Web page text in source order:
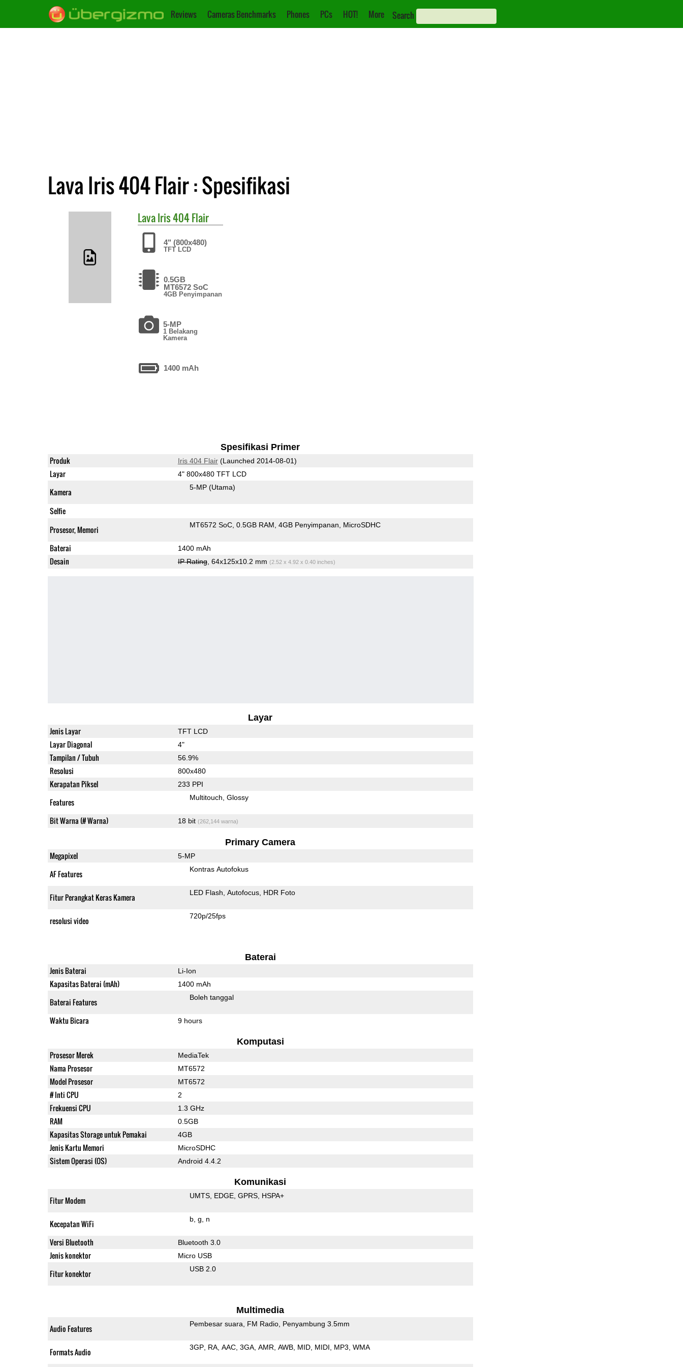
Reviews Cameras Benchmarks Phones PCs HOT! More Search
Lava Iris 404 Flair : Spesifikasi
LavaIris 404 Flair
4" (800x480)
TFT LCD
0.5GB
MT6572 SoC
4GB Penyimpanan
5-MP
1 Belakang
Kamera
1400 mAh
Spesifikasi Primer
Produk Iris 404 Flair(Launched 2014-08-01)
Layar 4" 800x480 TFT LCD
Kamera 5-MP (Utama)
Selfie
Prosesor, Memori
MT6572 SoC 0.5GB RAM 4GB Penyimpanan MicroSDHC
Baterai 1400 mAh
Desain IP Rating, 64x125x10.2 mm (2.52 x 4.92 x 0.40 inches)
Layar
Jenis Layar TFT LCD
Layar Diagonal 4"
Tampilan / Tubuh 56.9%
Resolusi 800x480
Kerapatan Piksel 233 PPI
Features Multitouch Glossy
Bit Warna (# Warna) 18 bit (262,144 warna)
Primary Camera
Megapixel 5-MP
AF Features Kontras Autofokus
Fitur Perangkat Keras Kamera LED Flash Autofocus HDR Foto
resolusi video 720p/25fps
Baterai
Jenis Baterai Li-Ion
Kapasitas Baterai (mAh) 1400 mAh
Baterai Features Boleh tanggal
Waktu Bicara 9 hours
Komputasi
Prosesor Merek MediaTek
Nama Prosesor MT6572
Model Prosesor MT6572
# Inti CPU 2
Frekuensi CPU 1.3 GHz
RAM 0.5GB
Kapasitas Storage untuk Pemakai 4GB
Jenis Kartu Memori MicroSDHC
Sistem Operasi (OS) Android 4.4.2
Komunikasi
Fitur Modem UMTS EDGE GPRS HSPA+
Kecepatan WiFi b g n
Versi Bluetooth Bluetooth 3.0
Jenis konektor Micro USB
Fitur konektor USB 2.0
Multimedia
Audio Features Pembesar suara FM Radio Penyambung 3.5mm
Formats Audio 3GP RA AAC 3GA AMR AWB MID MIDI MP3 WMA